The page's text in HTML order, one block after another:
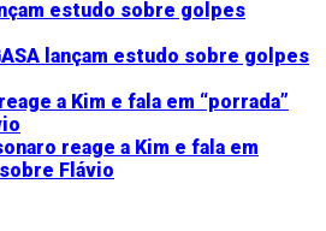
lançam estudo sobre golpes
reage a Kim e fala em
Flávio